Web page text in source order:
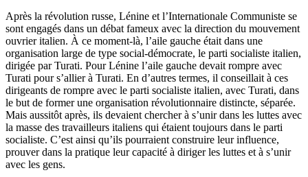
Après la révolution russe, Lénine et l’Internationale Communiste se
sont engagés dans un débat fameux avec la direction du mouvement
ouvrier italien. À ce moment-là, l’aile gauche était dans une
organisation large de type social-démocrate, le parti socialiste italien,
dirigée par Turati. Pour Lénine l’aile gauche devait rompre avec
Turati pour s’allier à Turati. En d’autres termes, il conseillait à ces
dirigeants de rompre avec le parti socialiste italien, avec Turati, dans
le but de former une organisation révolutionnaire distincte, séparée.
Mais aussitôt après, ils devaient chercher à s’unir dans les luttes avec
la masse des travailleurs italiens qui étaient toujours dans le parti
socialiste. C’est ainsi qu’ils pourraient construire leur influence,
prouver dans la pratique leur capacité à diriger les luttes et à s’unir
avec les gens.